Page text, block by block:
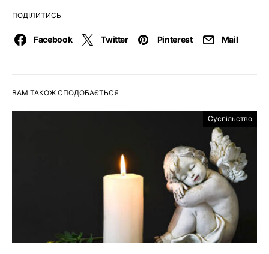
ПОДІЛИТИСЬ
Facebook Twitter Pinterest Mail
ВАМ ТАКОЖ СПОДОБАЄТЬСЯ
Суспільство